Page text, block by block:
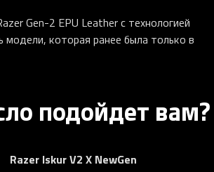
Gen-2 EPU Leather с технологией
модели, которая ранее была только в
подойдет вам?
Razer Iskur V2 X NewGen